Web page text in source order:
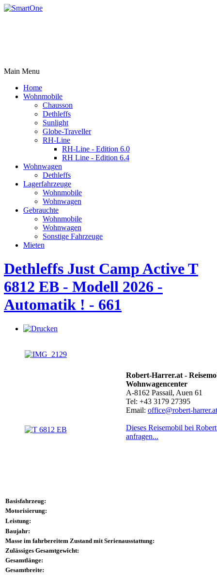
Main Menu
Home
Wohnmobile
Chausson
Dethleffs
Sunlight
Globe-Traveller
RH-Line
RH-Line - Edition 6.0
RH Line - Edition 6.4
Wohnwagen
Dethleffs
Lagerfahrzeuge
Wohnmobile
Wohnwagen
Gebrauchte
Wohnmobile
Wohnwagen
Sonstige Fahrzeuge
Mieten
Dethleffs Just Camp Active T
6812 EB - Modell 2026 -
Automatik ! - 661
Robert-Harrer.at -
Wohnwagencenter
A-8162 Passail, Auen 61
Tel: +43 3179 27395
Email: office@robert-harrer.at
Dieses Reisemobil bei
anfragen...
Basisfahrzeug:
Motorisierung:
Leistung:
Baujahr:
Masse im fahrbereitem Zustand mit Serienausstattung:
Zulässiges Gesamtgewicht:
Gesamtlänge:
Gesamtbreite: